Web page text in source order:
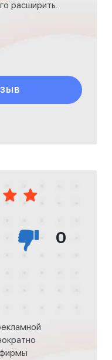
расширить.
0